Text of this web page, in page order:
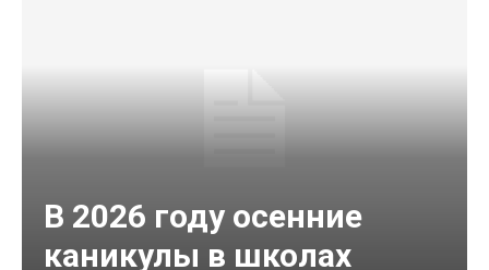
В 2026 году осенние
каникулы в школах